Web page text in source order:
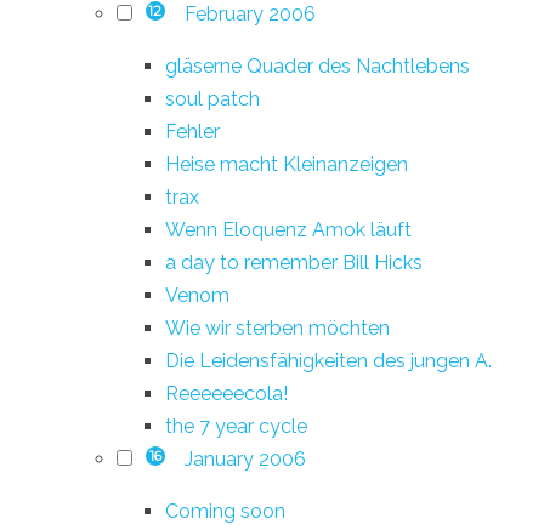
12 February 2006
gläserne Quader des Nachtlebens
soul patch
Fehler
Heise macht Kleinanzeigen
trax
Wenn Eloquenz Amok läuft
a day to remember Bill Hicks
Venom
Wie wir sterben möchten
Die Leidensfähigkeiten des jungen A.
Reeeeeecola!
the 7 year cycle
16 January 2006
Coming soon